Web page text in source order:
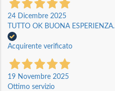
24 Dicembre 2025
TUTTO OK BUONA ESPERIENZA.
Acquirente verificato
19 Novembre 2025
Ottimo servizio